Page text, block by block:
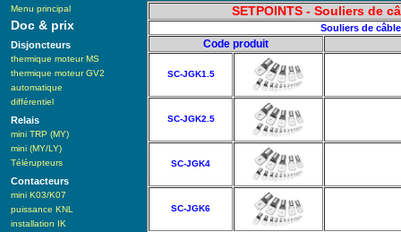
Menu principal
Doc & prix
Disjoncteurs
thermique moteur MS
thermique moteur GV2
automatique
différentiel
Relais
mini TRP (MY)
mini (MY/LY)
Télérupteurs
Contacteurs
mini K03/K07
puissance KNL
installation IK
SETPOINTS - Souliers de
Souliers de
Code produit
SC-JGK1.5
SC-JGK2.5
SC-JGK4
SC-JGK6